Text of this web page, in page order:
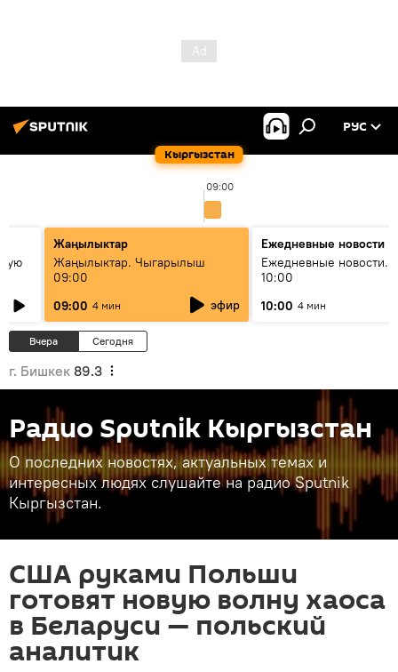
Кыргызстан
РУС
09:00
Жаңылыктар
Жаңылыктар. Чыгарылыш
09:00
09:00 4 мин эфир
Ежедневные новости
Ежедневные новости.
10:00
10:00 4 мин
Вчера Сегодня
г. Бишкек 89.3
Радио Sputnik Кыргызстан
О последних новостях, актуальных темах и
интересных людях слушайте на радио Sputnik
Кыргызстан.
США руками Польши
готовят новую волну хаоса
в Беларуси — польский
аналитик